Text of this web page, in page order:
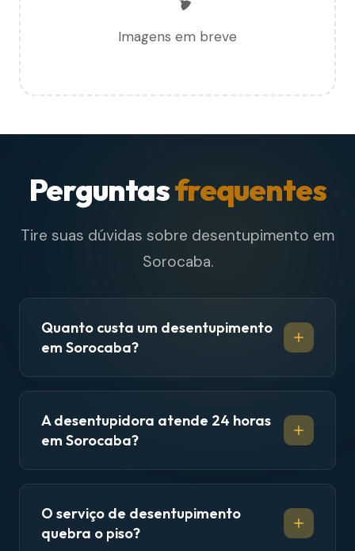
Imagens em breve
Perguntasfrequentes
Tire suas dúvidas sobre desentupimento em
Sorocaba.
Quanto custa um desentupimento
em Sorocaba?
A desentupidora atende 24 horas
em Sorocaba?
O serviço de desentupimento
quebra o piso?